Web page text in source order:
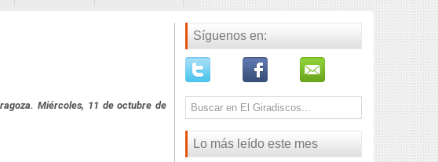
Miércoles, 11 de octubre de
Síguenos en:
Lo más leído este mes